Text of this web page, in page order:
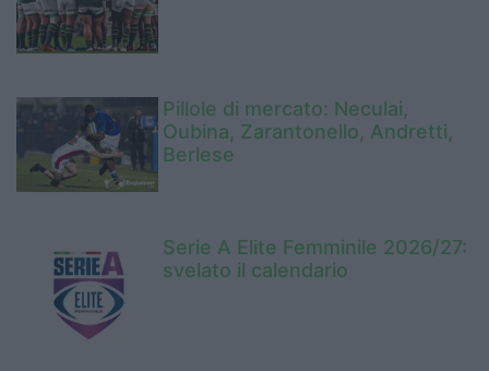
Pillole di mercato: Neculai,
Oubina, Zarantonello, Andretti,
Berlese
Serie A Elite Femminile 2026/27:
svelato il calendario